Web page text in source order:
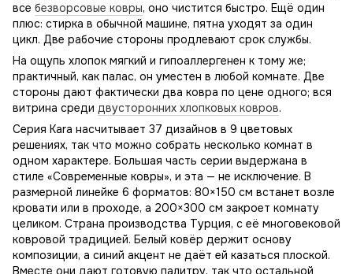
все безворсовые ковры, оно чистится быстро. Ещё один
плюс: стирка в обычной машине, пятна уходят за один
цикл. Две рабочие стороны продлевают срок службы.
На ощупь хлопок мягкий и гипоаллергенен к тому же;
практичный, как палас, он уместен в любой комнате. Две
стороны дают фактически два ковра по цене одного; вся
витрина среди двусторонних хлопковых ковров.
Серия Kara насчитывает 37 дизайнов в 9 цветовых
решениях, так что можно собрать несколько комнат в
одном характере. Большая часть серии выдержана в
стиле «Современные ковры», и эта — не исключение. В
размерной линейке 6 форматов: 80×150 см встанет возле
кровати или в проходе, а 200×300 см закроет комнату
целиком. Страна производства Турция, с её многовековой
ковровой традицией. Белый ковёр держит основу
композиции, а синий акцент не даёт ей казаться плоской.
Вместе они дают готовую палитру, так что остальной